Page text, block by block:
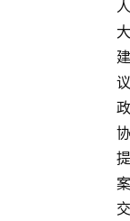
人
大
建
议
政
协
提
案
交